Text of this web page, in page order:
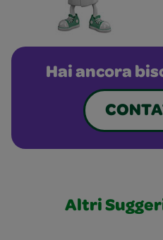
Hai ancora
Altri